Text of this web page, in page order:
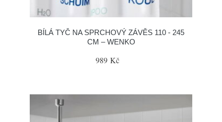
BÍLÁ TYČ NA SPRCHOVÝ ZÁVĚS 110 - 245
CM – WENKO
989 Kč